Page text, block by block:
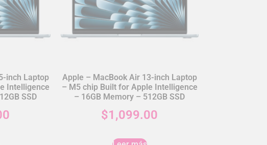
inch Laptop
Intelligence
SSD
Apple – MacBook Air 13-inch Laptop
– M5 chip Built for Apple Intelligence
– 16GB Memory – 512GB SSD
$1,099.00